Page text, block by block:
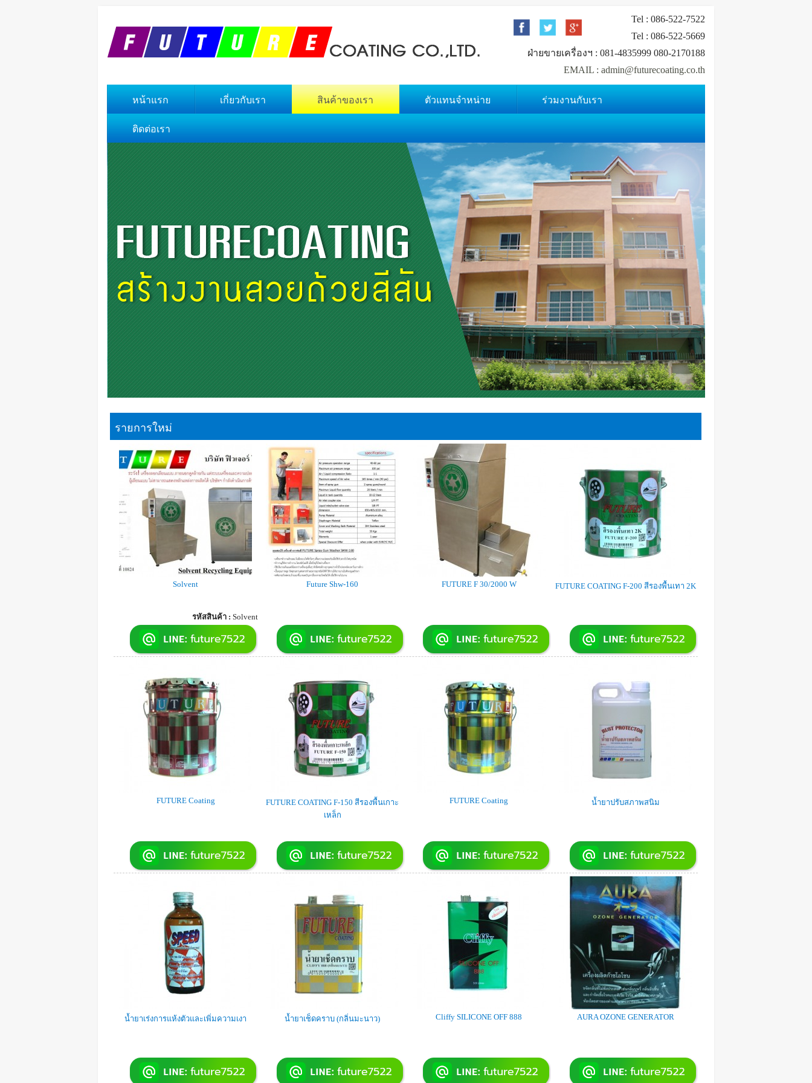
Tel : 086-522-7522
Tel : 086-522-5669
ฝ่ายขายเครื่องฯ : 081-4835999 080-2170188
EMAIL : admin@futurecoating.co.th
หน้าแรก เกี่ยวกับเรา สินค้าของเรา ตัวแทนจำหน่าย ร่วมงานกับเรา
ติดต่อเรา
รายการใหม่
Solvent
รหัสสินค้า : Solvent
Future Shw-160 FUTURE F 30/2000 W FUTURE COATING F-200 สีรองพื้นเทา 2K
FUTURE Coating
FUTURE COATING F-150 สีรองพื้นเกาะ
เหล็ก
FUTURE Coating น้ำยาปรับสภาพสนิม
น้ำยาเร่งการแห้งตัวและเพิ่มความเงา น้ำยาเช็ดคราบ (กลิ่นมะนาว) Cliffy SILICONE OFF 888 AURA OZONE GENERATOR